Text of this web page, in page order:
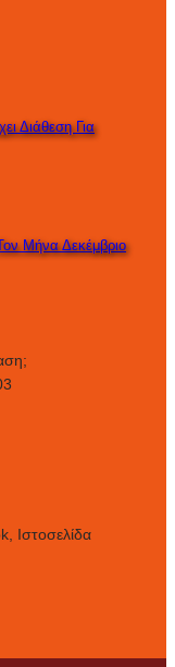
Διάθεση Για
Μήνα Δεκέμβριο
Ιστοσελίδα